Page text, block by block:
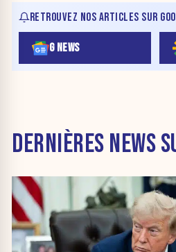
RETROUVEZ NOS ARTICLES SUR
G NEWS
DERNIÈRES NEWS